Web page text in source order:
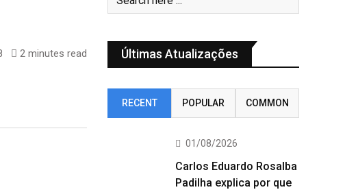
2 minutes read Últimas Atualizações
RECENT POPULAR COMMON
01/08/2026
Carlos Eduardo Rosalba
Padilha explica por que